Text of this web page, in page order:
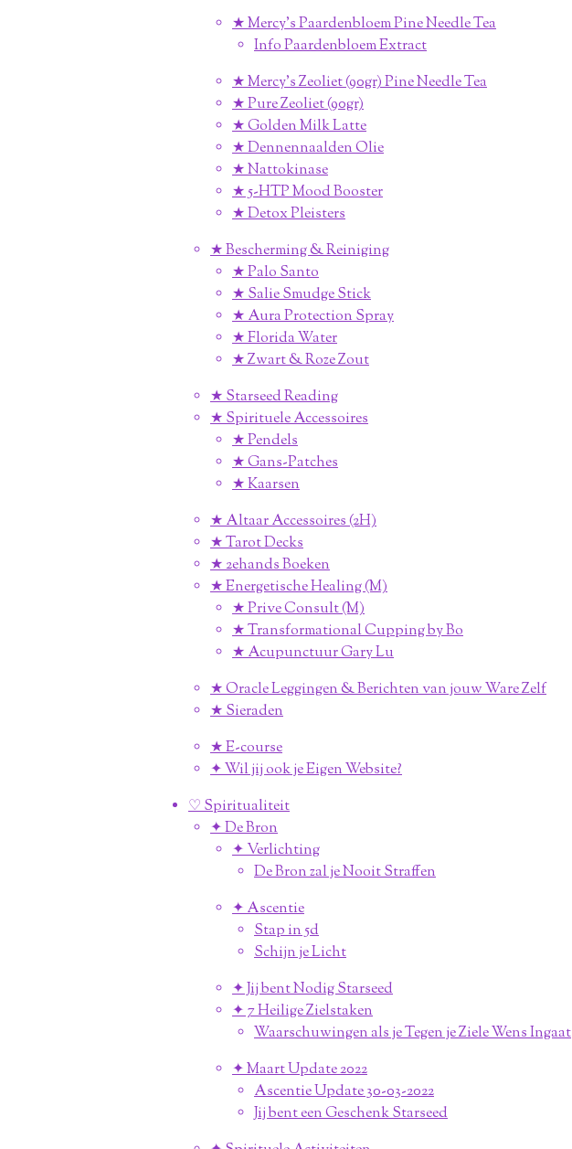
★ Mercy's Paardenbloem Pine Needle Tea
Info Paardenbloem Extract
★ Mercy's Zeoliet (90gr) Pine Needle Tea
★ Pure Zeoliet (90gr)
★ Golden Milk Latte
★ Dennennaalden Olie
★ Nattokinase
★ 5-HTP Mood Booster
★ Detox Pleisters
★ Bescherming & Reiniging
★ Palo Santo
★ Salie Smudge Stick
★ Aura Protection Spray
★ Florida Water
★ Zwart & Roze Zout
★ Starseed Reading
★ Spirituele Accessoires
★ Pendels
★ Gans-Patches
★ Kaarsen
★ Altaar Accessoires (2H)
★ Tarot Decks
★ 2ehands Boeken
★ Energetische Healing (M)
★ Prive Consult (M)
★ Transformational Cupping by Bo
★ Acupunctuur Gary Lu
★ Oracle Leggingen & Berichten van jouw Ware Zelf
★ Sieraden
★ E-course
✦ Wil jij ook je Eigen Website?
♡ Spiritualiteit
✦ De Bron
✦ Verlichting
De Bron zal je Nooit Straffen
✦ Ascentie
Stap in 5d
Schijn je Licht
✦ Jij bent Nodig Starseed
✦ 7 Heilige Zielstaken
Waarschuwingen als je Tegen je Ziele Wens Ingaat
✦ Maart Update 2022
Ascentie Update 30-03-2022
Jij bent een Geschenk Starseed